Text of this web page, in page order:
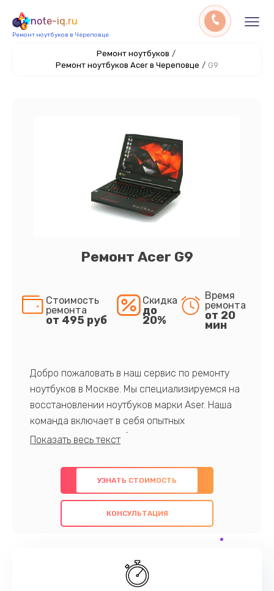
note-iq.ru
Ремонт ноутбуков в Череповце
Ремонт ноутбуков /
Ремонт ноутбуков Acer в Череповце / G9
Ремонт Acer G9
Стоимость
ремонта
от 495 руб
Скидка
до
20%
Время
ремонта
от 20
мин
Добро пожаловать в наш сервис по ремонту
ноутбуков в Москве. Мы специализируемся на
восстановлении ноутбуков марки Aser. Наша
команда включает в себя опытных
профессионалов с обширными знаниями и
предлагаем быстрый и качественный ремонт с
использованием оригинальных компонентов, а
также гарантируем качество всех
проведенных работ. Наша цель - предоставить
наилучшим образом. Не медлите записаться на
УЗНАТЬ СТОИМОСТЬ
КОНСУЛЬТАЦИЯ